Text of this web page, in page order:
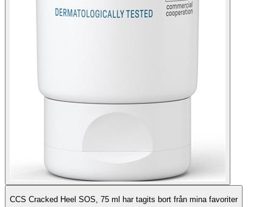
CCS Cracked Heel SOS, 75 ml har tagits bort från mina favoriter